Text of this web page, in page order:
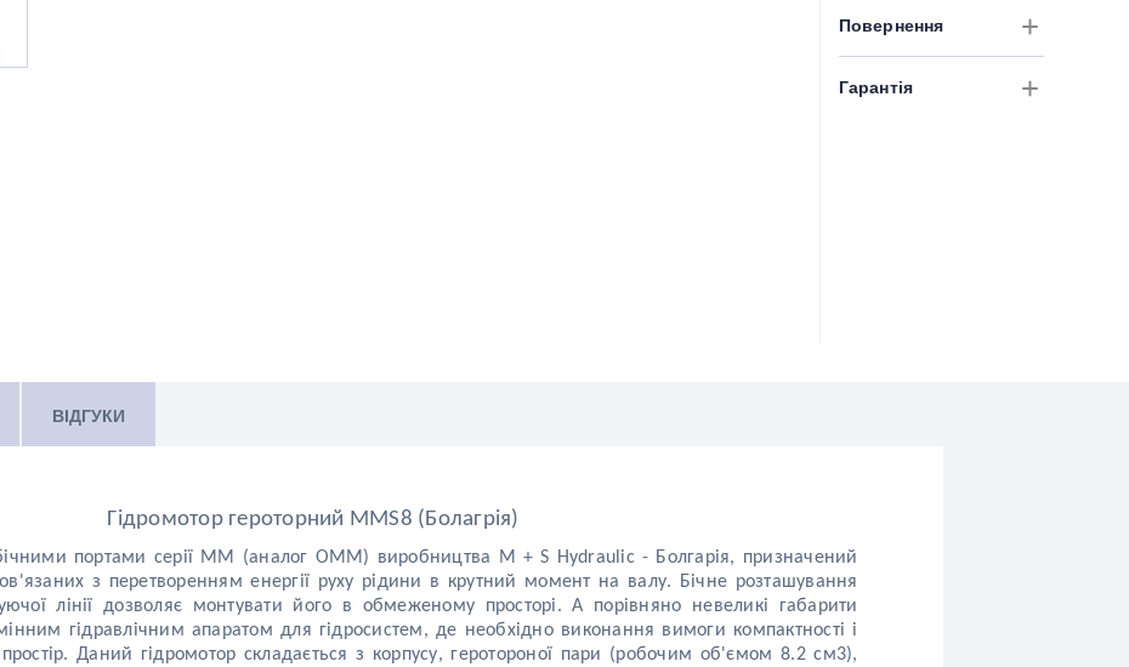
Повернення
Гарантія
ВІДГУКИ
Гідромотор героторний MMS8 (Болагрія)
бічними портами серії ММ (аналог OMM) виробництва M + S Hydraulic - Болгарія, призначений
з перетворенням енергії руху рідини в крутний момент на валу. Бічне розташування
лінії дозволяє монтувати його в обмеженому просторі. А порівняно невеликі габарити
гідравлічним апаратом для гідросистем, де необхідно виконання вимоги компактності і
Даний гідромотор складається з корпусу, геротороної пари (робочим об'ємом 8.2 см3),